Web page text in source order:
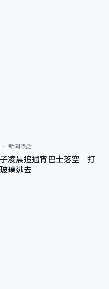
新聞熱話
子凌晨追通宵巴士落空 打
璃逃去